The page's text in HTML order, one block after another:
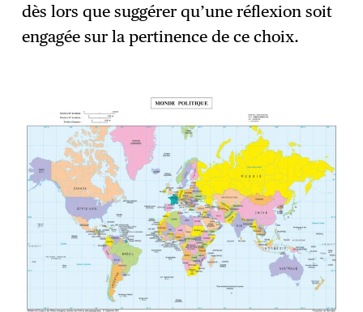
dès lors que suggérer qu’une réflexion soit
engagée sur la pertinence de ce choix.